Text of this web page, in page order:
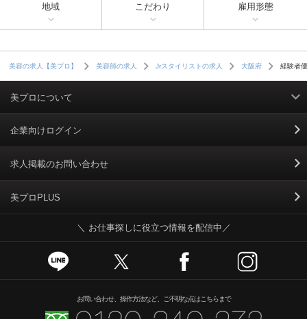
地域 こだわり 雇用形態
美容の求人【美プロ】 美容師の求人 Jrスタイリストの求人 大阪府 経験者
美プロについて
利用規約
掲載規約
個人情報保護ポリシー
個人情報のお取り扱いについて
Cookieポリシー
企業向けログイン
求人掲載のお問い合わせ
美プロPLUS
＼ お仕事探しに役立つ情報を配信中／
お問い合わせ、操作方法など、ご不明な点はこちらまで